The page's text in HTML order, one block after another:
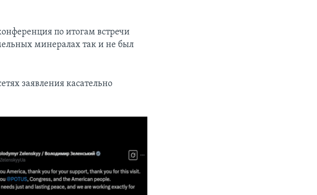
по итогам встречи
минералах так и не был
заявления касательно